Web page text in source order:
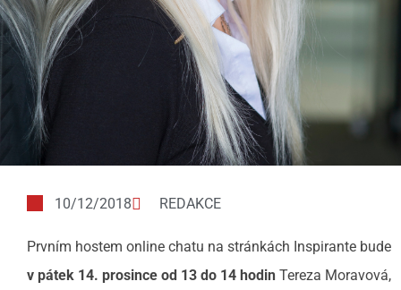
10/12/2018 REDAKCE
Prvním hostem online chatu na stránkách Inspirante bude
v pátek 14. prosince od 13 do 14 hodin Tereza Moravová,